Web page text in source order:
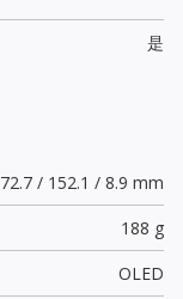
是
72.7 / 152.1 / 8.9 mm
188 g
OLED